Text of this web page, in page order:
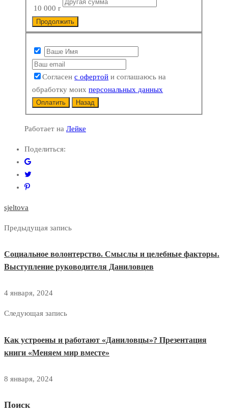
10 000r
Продолжить
Согласенс офертой и соглашаюсь на
обработку моихперсональных данных
Оплатить Назад
Работает на Лейке
Поделиться:
sjeltova
Предыдущая запись
Социальное волонтерство. Смыслы и целебные факторы.
Выступление руководителя Даниловцев
4 января, 2024
Следующая запись
Как устроены и работают «Даниловцы»? Презентация
книги «Меняем мир вместе»
8 января, 2024
Поиск